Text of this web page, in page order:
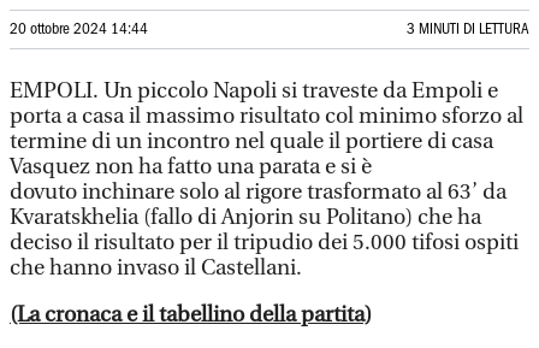
20 ottobre 2024 14:44 3 MINUTI DI LETTURA
EMPOLI. Un piccolo Napoli si traveste da Empoli e
porta a casa il massimo risultato col minimo sforzo al
termine di un incontro nel quale il portiere di casa
Vasquez non ha fatto una parata e si è
dovuto inchinare solo al rigore trasformato al 63’ da
Kvaratskhelia (fallo di Anjorin su Politano) che ha
deciso il risultato per il tripudio dei 5.000 tifosi ospiti
che hanno invaso il Castellani.
(La cronaca e il tabellino della partita)